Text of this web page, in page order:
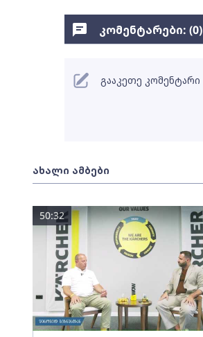
ახალი ამბები
50:32
კომენტარები: (0)
გააკეთე კომენტარი